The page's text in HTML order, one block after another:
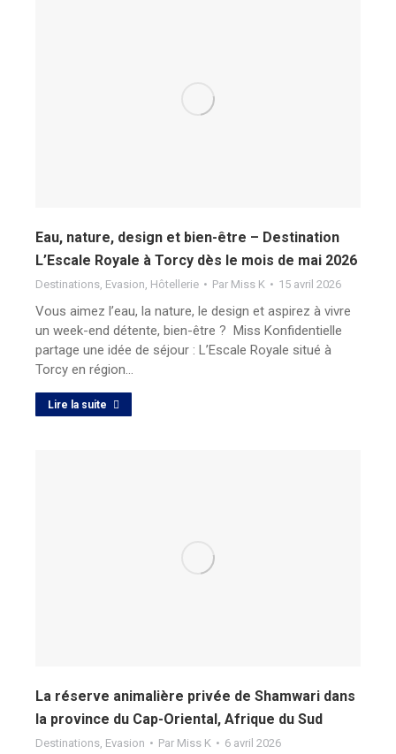
Eau, nature, design et bien-être – Destination
L’Escale Royale à Torcy dès le mois de mai 2026
Destinations Evasion Hôtellerie Par Miss K 15 avril 2026
Vous aimez l’eau, la nature, le design et aspirez à vivre
un week-end détente, bien-être ? Miss Konfidentielle
partage une idée de séjour : L’Escale Royale situé à
Torcy en région…
Lire la suite
La réserve animalière privée de Shamwari dans
la province du Cap-Oriental, Afrique du Sud
Destinations, Evasion Par Miss K 6 avril 2026